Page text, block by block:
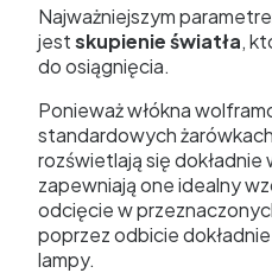
Najważniejszym
jestskupienie światła,
do osiągnięcia.
Ponieważ włókna
standardowych
rozświetlają się dokładnie
zapewniają one idealny
odcięcie w
poprzez odbicie
lampy.